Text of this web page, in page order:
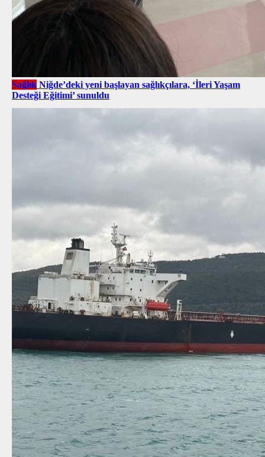
Sağlık Niğde’deki yeni başlayan sağlıkçılara, ‘İleri Yaşam
Desteği Eğitimi’ sunuldu